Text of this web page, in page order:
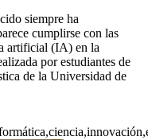
siempre ha
cumplirse con las
artificial (IA) en la
por estudiantes de
de la Universidad de